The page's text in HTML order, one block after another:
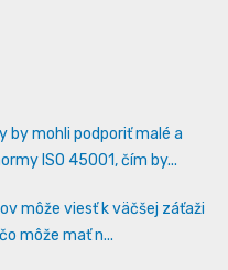
by mohli podporiť malé a
ISO 45001, čím by...
môže viesť k väčšej záťaži
môže mať n...